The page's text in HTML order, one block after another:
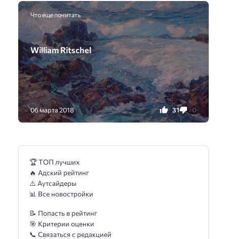
Что еще почитать
William Ritschel
06 марта 2018 31 0
🏆 ТОП лучших
🔥 Адский рейтинг
⚠️ Аутсайдеры
📊 Все новостройки
📝 Попасть в рейтинг
🎯 Критерии оценки
📞 Связаться с редакцией